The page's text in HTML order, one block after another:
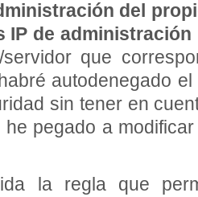
del
IP de administración
servidor que
autodenegado
sin tener en
he pegado a
la regla que